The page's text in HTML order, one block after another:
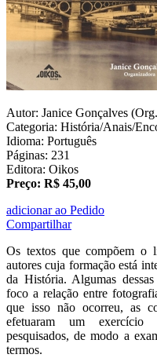
Autor: Janice Gonçalves
Categoria: História/Anais/
Idioma: Português
Páginas: 231
Editora: Oikos
Preço: R$ 45,00
adicionar ao Pedido
Compartilhar
Os textos que compõem o
autores cuja formação está
da História. Algumas
foco a relação entre
que isso não ocorreu, as
efetuaram um exercício
pesquisados, de modo a
termos.